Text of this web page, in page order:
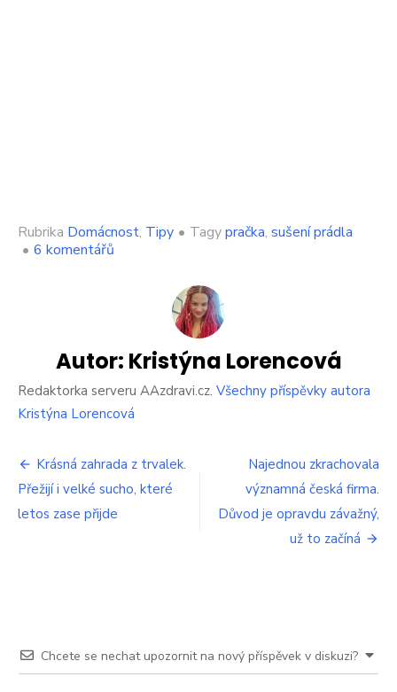
Rubrika Domácnost, Tipy • Tagypračka, sušení prádla
• 6 komentářů
ponětí
o
tom,
že
umí
také
usušit
prádlo.
Autor: Kristýna Lorencová
Redaktorka serveru AAzdravi.cz. Všechny příspěvky autora
Kristýna Lorencová
Navigace
pro
příspěvek
Krásná zahrada z trvalek.
Přežijí i velké sucho, které
letos zase přijde
Najednou zkrachovala
významná česká firma.
Důvod je opravdu závažný,
už to začíná
Chcete se nechat upozornit na nový příspěvek v diskuzi?